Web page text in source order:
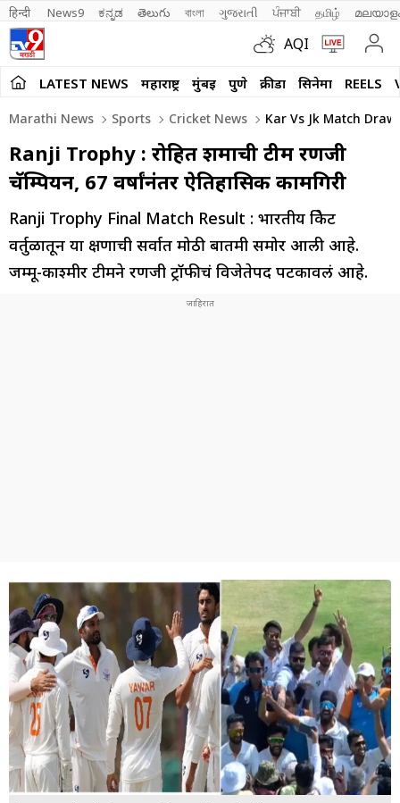
हिन्दी News9 ಕನ್ನಡ తెలుగు বাংলা ગુજરાતી ਪੰਜਾਬੀ தமிழ்
AQI
LATEST NEWS महाराष्ट्र मुंबई पुणे क्रीडा सिनेमा REELS
Marathi News Sports Cricket News Kar Vs Jk Match
Ranji Trophy : रोहित शर्माची टीम रणजी
चॅम्पियन, 67 वर्षांनंतर ऐतिहासिक कामगिरी
Ranji Trophy Final Match Result : भारतीय क्रिकेट
वर्तुळातून या क्षणाची सर्वात मोठी बातमी समोर आली आहे.
जम्मू-काश्मीर टीमने रणजी ट्रॉफीचं विजेतेपद पटकावलं आहे.